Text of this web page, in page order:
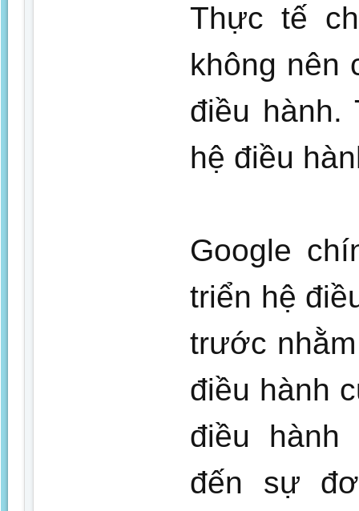
Thực tế
không nên
điều hành.
hệ điều
Google
triển hệ
trước
điều hành
điều
đến sự